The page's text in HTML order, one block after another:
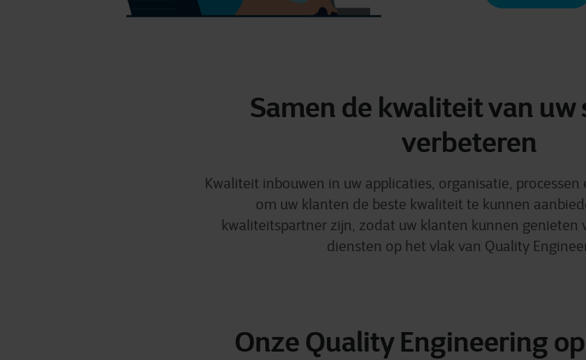
Samen de kwaliteit van uw
verbeteren
Kwaliteit inbouwen in uw applicaties, organisatie,
om uw klanten de beste kwaliteit te kunnen
kwaliteitspartner zijn, zodat uw klanten kunnen genieten
diensten op het vlak van Quality
Onze Quality Engineering